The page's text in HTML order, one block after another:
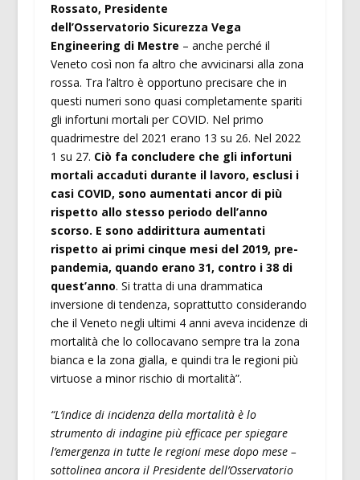
Rossato, Presidente
dell’Osservatorio Sicurezza Vega
Engineering di Mestre – anche perché il
Veneto così non fa altro che avvicinarsi alla zona
rossa. Tra l’altro è opportuno precisare che in
questi numeri sono quasi completamente spariti
gli infortuni mortali per COVID. Nel primo
quadrimestre del 2021 erano 13 su 26. Nel 2022
1 su 27. Ciò fa concludere che gli infortuni
mortali accaduti durante il lavoro, esclusi i
casi COVID, sono aumentati ancor di più
rispetto allo stesso periodo dell’anno
scorso. E sono addirittura aumentati
rispetto ai primi cinque mesi del 2019, pre-
pandemia, quando erano 31, contro i 38 di
quest’anno. Si tratta di una drammatica
inversione di tendenza, soprattutto considerando
che il Veneto negli ultimi 4 anni aveva incidenze di
mortalità che lo collocavano sempre tra la zona
bianca e la zona gialla, e quindi tra le regioni più
virtuose a minor rischio di mortalità”.
“L’indice di incidenza della mortalità è lo
strumento di indagine più efficace per spiegare
l’emergenza in tutte le regioni mese dopo mese –
sottolinea ancora il Presidente dell’Osservatorio